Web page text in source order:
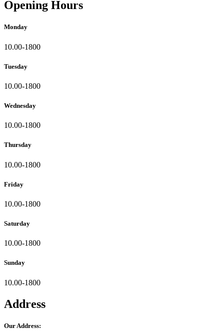
Opening Hours
Monday
10.00-1800
Tuesday
10.00-1800
Wednesday
10.00-1800
Thursday
10.00-1800
Friday
10.00-1800
Saturday
10.00-1800
Sunday
10.00-1800
Address
Our Address: